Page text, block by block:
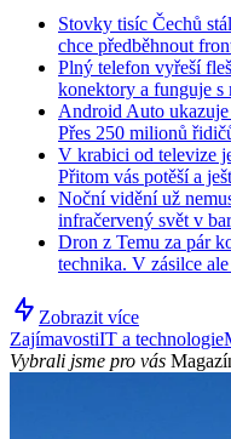
Stovky tisíc Čechů
chce předběhnout
Plný telefon vyřeší
konektory a funguje s
Android Auto
Přes 250 milionů
V krabici od televize
Přitom vás potěší a
Noční vidění už
infračervený svět v
Dron z Temu za pár
technika. V zásilce
Zobrazit více
ZajímavostiIT a technologie
Vybrali jsme pro vás